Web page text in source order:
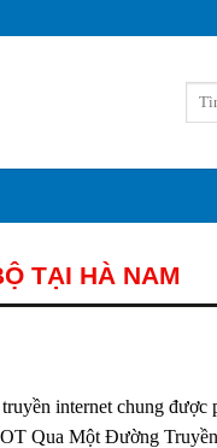
TẠI HÀ NAM
internet chung được
Qua Một Đường